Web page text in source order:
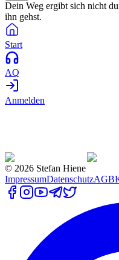
Dein Weg ergibt sich nicht
ihn gehst.
Start
AQ
Anmelden
© 2026 Stefan Hiene
ImpressumDatenschutzAGB